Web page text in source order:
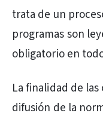
trata de un
programas son
obligatorio en
La finalidad de
difusión de la